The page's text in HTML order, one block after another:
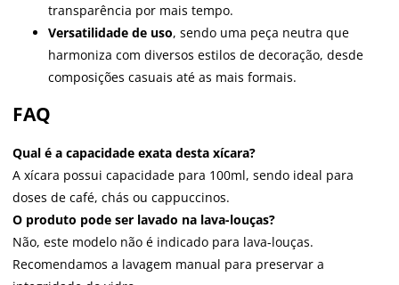
transparência por mais tempo.
Versatilidade de uso, sendo uma peça neutra que
harmoniza com diversos estilos de decoração, desde
composições casuais até as mais formais.
FAQ
Qual é a capacidade exata desta xícara?
A xícara possui capacidade para 100ml, sendo ideal para
doses de café, chás ou cappuccinos.
O produto pode ser lavado na lava-louças?
Não, este modelo não é indicado para lava-louças.
Recomendamos a lavagem manual para preservar a